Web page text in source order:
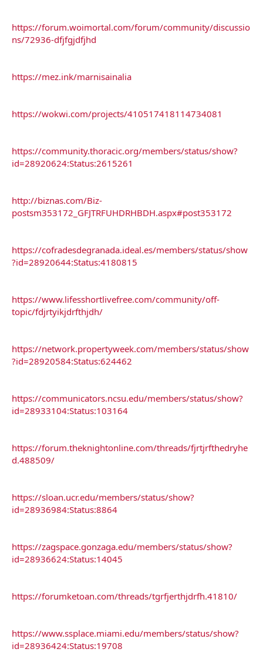
https://forum.woimortal.com/forum/community/discussio
ns/72936-dfjfgjdfjhd
https://mez.ink/marnisainalia
https://wokwi.com/projects/410517418114734081
https://community.thoracic.org/members/status/show?
id=28920624:Status:2615261
http://biznas.com/Biz-
postsm353172_GFJTRFUHDRHBDH.aspx#post353172
https://cofradesdegranada.ideal.es/members/status/show
?id=28920644:Status:4180815
https://www.lifesshortlivefree.com/community/off-
topic/fdjrtyikjdrfthjdh/
https://network.propertyweek.com/members/status/show
?id=28920584:Status:624462
https://communicators.ncsu.edu/members/status/show?
id=28933104:Status:103164
https://forum.theknightonline.com/threads/fjrtjrfthedryhe
d.488509/
https://sloan.ucr.edu/members/status/show?
id=28936984:Status:8864
https://zagspace.gonzaga.edu/members/status/show?
id=28936624:Status:14045
https://forumketoan.com/threads/tgrfjerthjdrfh.41810/
https://www.ssplace.miami.edu/members/status/show?
id=28936424:Status:19708